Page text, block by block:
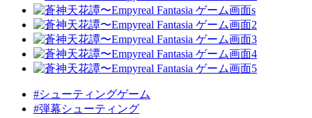
#シューティングゲーム
#弾幕シューティング